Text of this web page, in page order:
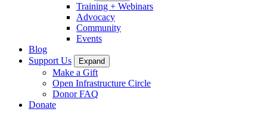
Training + Webinars
Advocacy
Community
Events
Blog
Support Us
Expand
Make a Gift
Open Infrastructure Circle
Donor FAQ
Donate